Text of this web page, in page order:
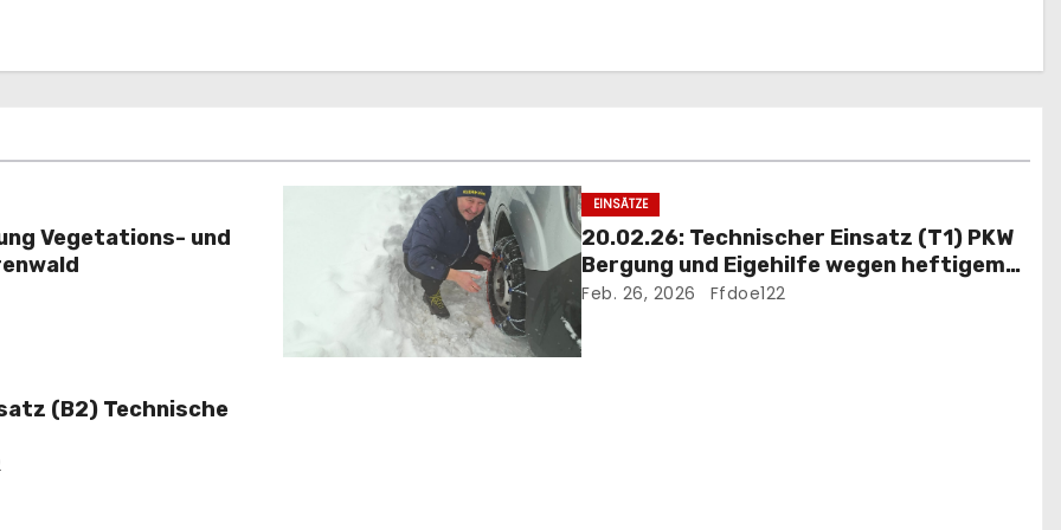
Vegetations- und
EINSÄTZE
20.02.26: Technischer Einsatz (T1) PKW
Bergung und Eigehilfe wegen heftigem
Schneefall
Feb. 26, 2026 Ffdoe122
(B2) Technische